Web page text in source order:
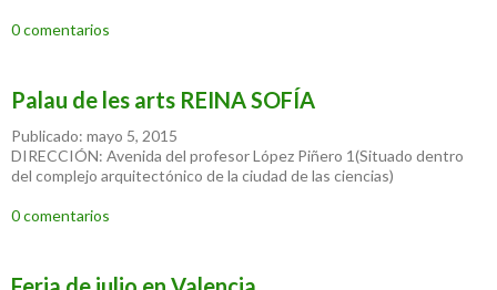
0 comentarios
Palau de les arts REINA SOFÍA
Publicado: mayo 5, 2015
DIRECCIÓN: Avenida del profesor López Piñero 1(Situado dentro
del complejo arquitectónico de la ciudad de las ciencias)
0 comentarios